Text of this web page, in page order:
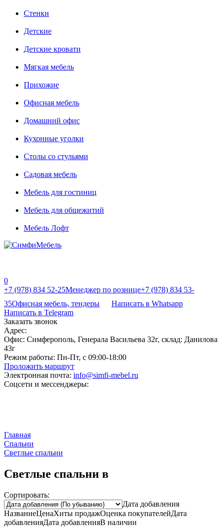
Стенки
Детские
Детские кровати
Мягкая мебель
Прихожие
Офисная мебель
Домашний офис
Кухонные уголки
Столы со стульями
Садовая мебель
Мебель для гостиниц
Мебель для общежитий
Мебель Лофт
0
+7 (978) 834 52-25Менеджер по рознице+7 (978) 834 53-
35Офисная мебель, тендеры
Написать в Whatsapp
Написать в Telegram
Заказать звонок
Адрес:
Офис: Симферополь, Генерала Васильева 32г, склад: Данилова
43г
Режим работы: Пн-Пт, с 09:00-18:00
Проложить маршрут
Электронная почта: info@simfi-mebel.ru
Соцсети и мессенджеры:
Главная
Cпальни
Светлые спальни
Светлые спальни в
Сортировать:
Дата добавления
НазваниеЦенаХиты продажОценка покупателейДата
добавленияДата добавленияВ наличии